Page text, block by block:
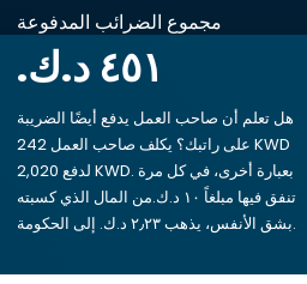
مجموع الضرائب المدفوعة
هل تعلم أن صاحب العمل يدفع أيضًا الضريبة
على راتبك؟ يكلف صاحب العمل 242 KWD
لدفع 2,020 KWD. بعبارة أخرى، في كل مرة
تنفق فيها مبلغاً ‏١٠ د.ك.‏من المال الذي كسبته
بشق الأنفس، يذهب ‏٢٫٢٣ د.ك.‏ إلى الحكومة.